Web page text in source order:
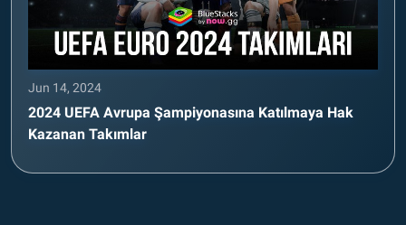
Jun 14, 2024
2024 UEFA Avrupa Şampiyonasına Katılmaya Hak
Kazanan Takımlar